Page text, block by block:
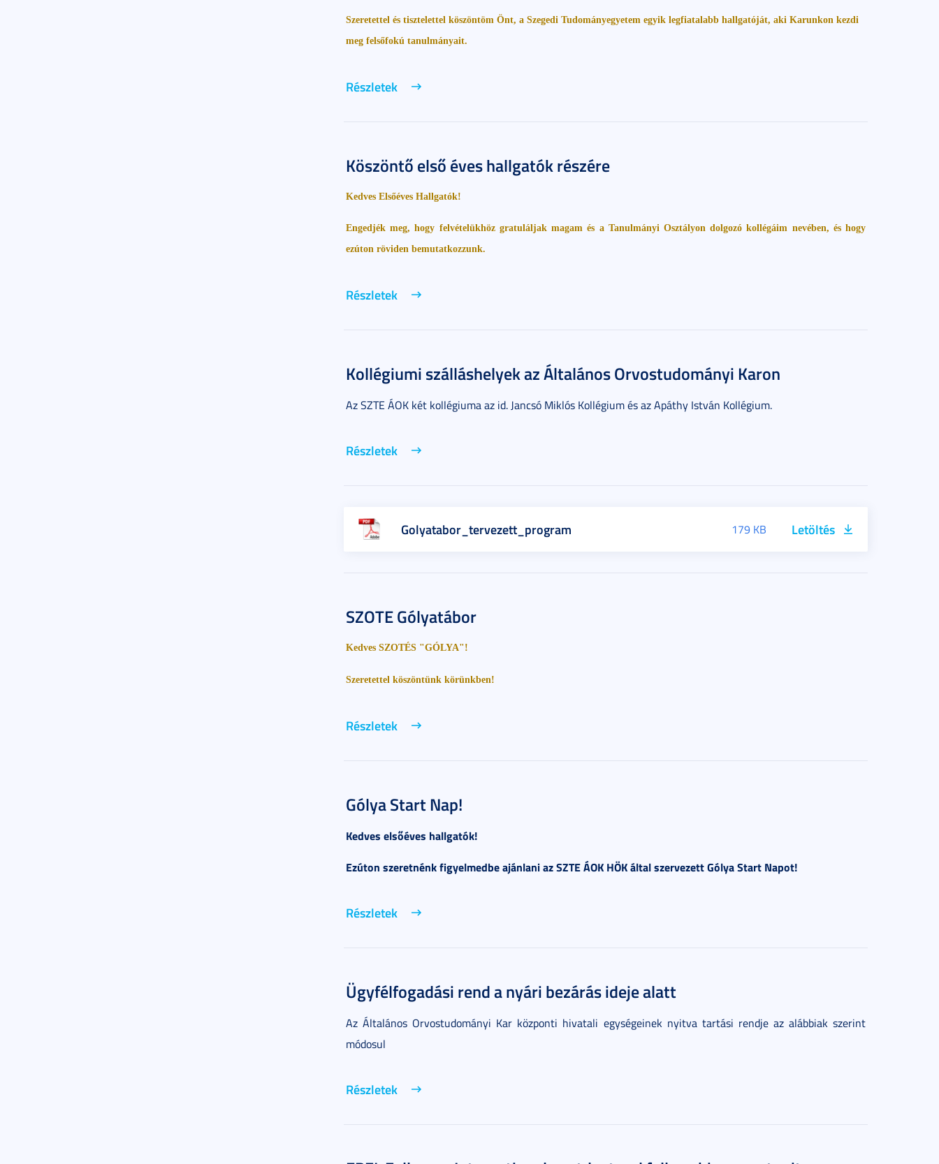
Szeretettel és tisztelettel köszöntöm Önt, a Szegedi Tudományegyetem egyik legfiatalabb hallgatóját, aki Karunkon kezdi
meg felsőfokú tanulmányait.
Részletek
Köszöntő első éves hallgatók részére
Kedves Elsőéves Hallgatók!
Engedjék meg, hogy felvételükhöz gratuláljak magam és a Tanulmányi Osztályon dolgozó kollégáim nevében, és hogy
ezúton röviden bemutatkozzunk.
Részletek
Kollégiumi szálláshelyek az Általános Orvostudományi Karon
Az SZTE ÁOK két kollégiuma az id. Jancsó Miklós Kollégium és az Apáthy István Kollégium.
Részletek
Golyatabor_tervezett_program 179 KB Letöltés
SZOTE Gólyatábor
Kedves SZOTÉS "GÓLYA"!
Szeretettel köszöntünk körünkben!
Részletek
Gólya Start Nap!
Kedves elsőéves hallgatók!
Ezúton szeretnénk figyelmedbe ajánlani az SZTE ÁOK HÖK által szervezett Gólya Start Napot!
Részletek
Ügyfélfogadási rend a nyári bezárás ideje alatt
Az Általános Orvostudományi Kar központi hivatali egységeinek nyitva tartási rendje az alábbiak szerint
módosul
Részletek